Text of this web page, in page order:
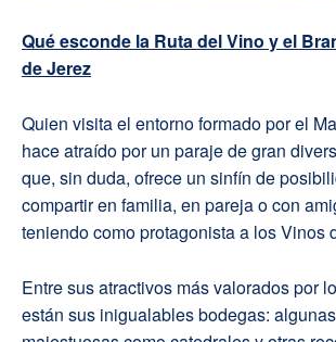
Qué esconde la Ruta del Vino y el
de Jerez
Quien visita el entorno formado por el
hace atraído por un paraje de gran
que, sin duda, ofrece un sinfín de
compartir en familia, en pareja o con
teniendo como protagonista a los Vinos
Entre sus atractivos más valorados por
están sus inigualables bodegas: